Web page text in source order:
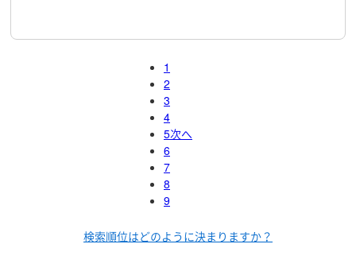
1
2
3
4
5
6
7
8
9
次へ
検索順位はどのように決まりますか？